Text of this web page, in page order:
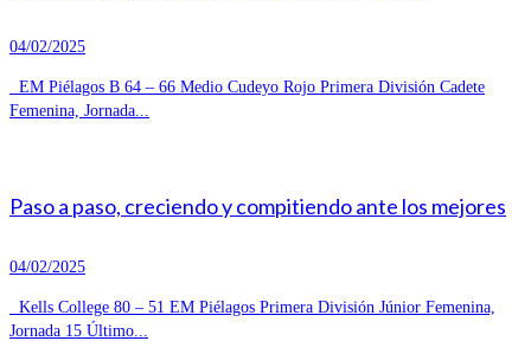
04/02/2025
EM Piélagos B 64 – 66 Medio Cudeyo Rojo Primera División Cadete
Femenina, Jornada...
Paso a paso, creciendo y compitiendo ante los mejores
04/02/2025
Kells College 80 – 51 EM Piélagos Primera División Júnior Femenina,
Jornada 15 Último...